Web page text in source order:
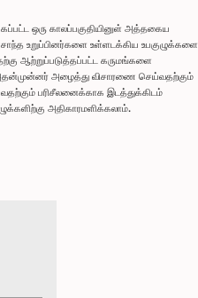
ஒரு காலப்பகுதியினுள் அத்தகைய
உறுப்பினர்களை உள்ளடக்கிய உபகுழுக்களை
ஆற்றுப்படுத்தப்பட்ட கருமங்களை
அதன்முன்னர் அழைத்து விசாரணை செய்வதற்கும்
பரிசீலனைக்காக இடத்துக்கிடம்
அதிகாரமளிக்கலாம்.